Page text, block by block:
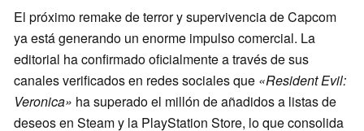
El próximo remake de terror y supervivencia de Capcom
ya está generando un enorme impulso comercial. La
editorial ha confirmado oficialmente a través de sus
canales verificados en redes sociales que «Resident Evil:
Veronica» ha superado el millón de añadidos a listas de
deseos en Steam y la PlayStation Store, lo que consolida